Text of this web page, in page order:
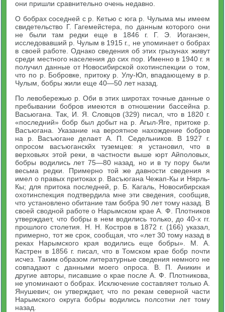
они пришли сравнительно очень недавно.
О бобрах соседней с р. Кетью с юга р. Чулыма мы имеем
свидетельство Г. Гагемейстера, по данным которого они
не были там редки еще в 1846 г. Г. Э. Иоганзен,
исследовавший р. Чулым в 1915 г., не упоминает о бобрах
в своей работе. Однако сведения об этих грызунах живут
среди местного населения до сих пор. Именно в 1940 г. я
получил данные от Новосибирской охотинспекции о том,
что по р. Бобровке, притоку р. Улу-Юл, впадающему в р.
Чулым, бобры жили еще 40—50 лет назад.
По левобережью р. Оби в этих широтах точные данные о
пребывании бобров имеются в отношении бассейна р.
Васьюгана. Так, И. Я. Словцов (329) писал, что в 1820 г.
«последний» бобр был добыт на р. Агыл-Яге, притоке р.
Васъюгана. Указание на вероятное нахождение бобров
на р. Васъюгане делает А. П. Седельников. В 1927 г.
опросом васъюганскйх туземцев: я установил, что в
верховьях этой реки, в частности выше юрт Айполовых,
бобры водились лет 75—80 назад, но и в ту пору были
весьма редки. Примерно той же давности сведения я
имел о правых притоках р. Васъюгана Чежап-Кы и Нярль-
Кы; для притока последней, р. Б. Кагаль, Новосибирская
охотинспекция подтвердила мне эти сведения, сообщив,
что установлено обитание там бобра 90 лет тому назад. В
своей сводной работе о Нарымском крае А. Ф. Плотников
утверждает, что бобры в нем водились только, до 40-х гг.
прошлого столетия. Н. Н. Костров в 1872 г. (166) указал,
примерно, тот же срок, сообщая, что «лет 30 тому назад в
реках Нарымского края водились еще бобры». М. А.
Кастрен в 1856 г. писал, что в Томском крае бобр почти
исчез. Таким образом литературные сведения немного не
совпадают с данными моего опроса. В. П. Аникин и
другие авторы, писавшие о крае после А. Ф. Плотникова,
не упоминают о бобрах. Исключение составляет только А.
Янушевич; он утверждает, что по рекам северной части
Нарымского округа бобры водились полсотни лет тому
назад.